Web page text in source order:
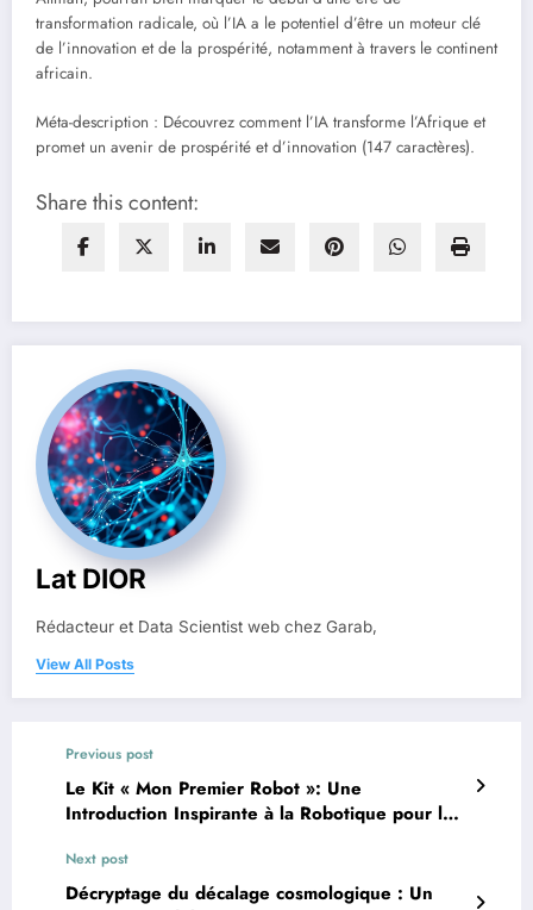
transformation radicale, où l’IA a le potentiel d’être un moteur clé
de l’innovation et de la prospérité, notamment à travers le continent
africain.
Méta-description : Découvrez comment l’IA transforme l’Afrique et
promet un avenir de prospérité et d’innovation (147 caractères).
Share this content:
Lat DIOR
Rédacteur et Data Scientist web chez Garab,
View All Posts
Previous post
Le Kit « Mon Premier Robot »: Une
Introduction Inspirante à la Robotique pour les
Next post
Décryptage du décalage cosmologique : Un